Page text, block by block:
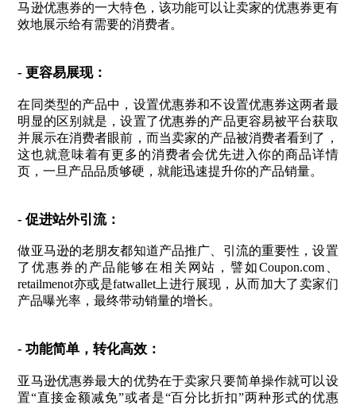
马逊优惠券的一大特色，该功能可以让卖家的优惠券更有
效地展示给有需要的消费者。
- 更容易展现：
在同类型的产品中，设置优惠券和不设置优惠券这两者最
明显的区别就是，设置了优惠券的产品更容易被平台获取
并展示在消费者眼前，而当卖家的产品被消费者看到了，
这也就意味着有更多的消费者会优先进入你的商品详情
页，一旦产品品质够硬，就能迅速提升你的产品销量。
- 促进站外引流：
做亚马逊的老朋友都知道产品推广、引流的重要性，设置
了优惠券的产品能够在相关网站，譬如Coupon.com、
retailmenot亦或是fatwallet上进行展现，从而加大了卖家们
产品曝光率，最终带动销量的增长。
- 功能简单，转化高效：
亚马逊优惠券最大的优势在于卖家只要简单操作就可以设
置“直接金额减免”或者是“百分比折扣”两种形式的优惠